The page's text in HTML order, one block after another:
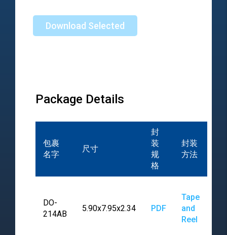
Download Selected
Package Details
包裹
名字
尺寸
封
装
规
格
封装
方法
DO-
214AB
5.90x7.95x2.34 PDF
Tape
and
Reel